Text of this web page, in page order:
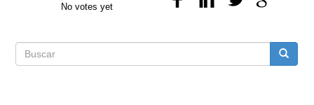
No votes yet
Formulario